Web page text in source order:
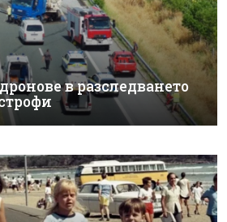
в разследването